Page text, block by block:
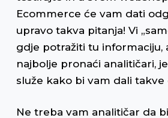
Ecommerce će vam dati
upravo takva pitanja! Vi
gdje potražiti tu informaciju,
najbolje pronaći analitičari,
služe kako bi vam dali takve
Ne treba vam analitičar da